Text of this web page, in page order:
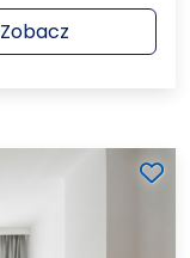
Zobacz